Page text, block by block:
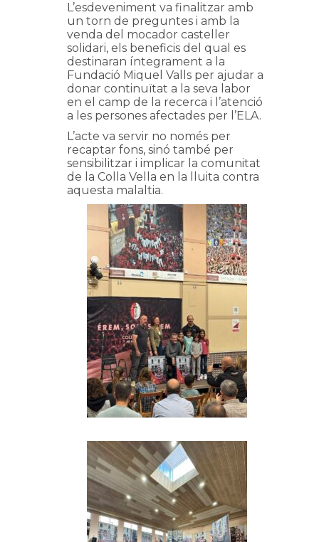
L’esdeveniment va finalitzar amb
un torn de preguntes i amb la
venda del mocador casteller
solidari, els beneficis del qual es
destinaran íntegrament a la
Fundació Miquel Valls per ajudar a
donar continuïtat a la seva labor
en el camp de la recerca i l’atenció
a les persones afectades per l’ELA.
L’acte va servir no només per
recaptar fons, sinó també per
sensibilitzar i implicar la comunitat
de la Colla Vella en la lluita contra
aquesta malaltia.